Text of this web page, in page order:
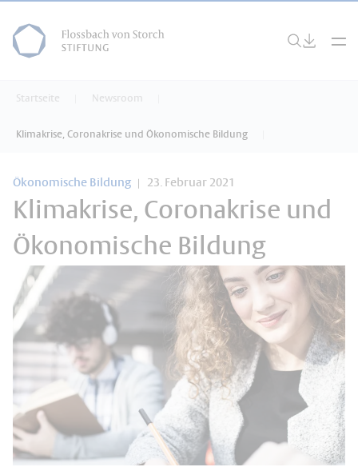
Startseite Newsroom
Klimakrise, Coronakrise und Ökonomische Bildung
Ökonomische Bildung 23. Februar 2021
Klimakrise, Coronakrise und
Ökonomische Bildung